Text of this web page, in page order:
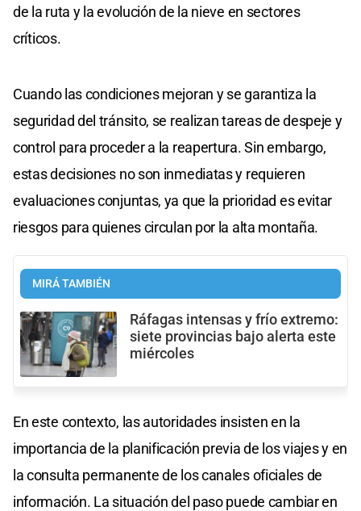
de la ruta y la evolución de la nieve en sectores
críticos.
Cuando las condiciones mejoran y se garantiza la
seguridad del tránsito, se realizan tareas de despeje y
control para proceder a la reapertura. Sin embargo,
estas decisiones no son inmediatas y requieren
evaluaciones conjuntas, ya que la prioridad es evitar
riesgos para quienes circulan por la alta montaña.
MIRÁ TAMBIÉN
Ráfagas intensas y frío extremo:
siete provincias bajo alerta este
miércoles
En este contexto, las autoridades insisten en la
importancia de la planificación previa de los viajes y en
la consulta permanente de los canales oficiales de
información. La situación del paso puede cambiar en